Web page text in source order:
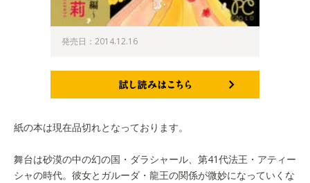
発売日：2014.12.16
紙の本は現在品切れとなっております。
舞台は砂漠の中の幻の国・ダラシャール、第41代法王・アティー
シャの時代。彼女とガルーダ・龍王の関係が微妙になっていくな